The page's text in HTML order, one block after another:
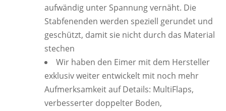
aufwändig unter Spannung vernäht. Die
Stabfenenden werden speziell gerundet und
geschützt, damit sie nicht durch das Material
stechen
Wir haben den Eimer mit dem Hersteller
exklusiv weiter entwickelt mit noch mehr
Aufmerksamkeit auf Details: MultiFlaps,
verbesserter doppelter Boden,